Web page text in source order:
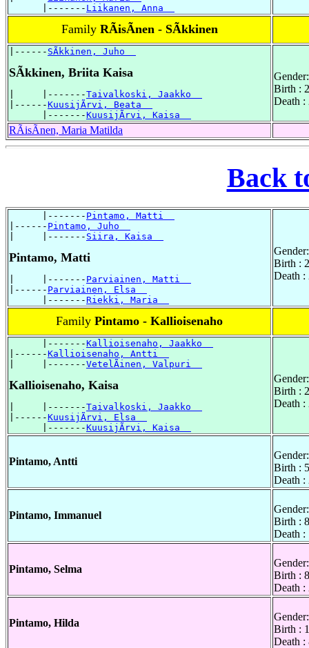
      |-------
Liikanen, Anna
Family RÃisÃnen - SÃkkinen
|------ SÃkkinen, Juho
SÃkkinen, Briita Kaisa
|     |-------Taivalkoski, Jaakko
|------KuusijÃrvi, Beata
      |-------
KuusijÃrvi, Kaisa
Birth :
Death :
RÃisÃnen, Maria Matilda
Back
      |-------
Pintamo, Matti
|------ Pintamo, Juho
|     |------- Siira, Kaisa
Pintamo, Matti
|     |------- Parviainen, Matti
|------ Parviainen, Elsa
      |-------
Riekki, Maria
Birth :
Death :
Family Pintamo - Kallioisenaho
      |-------
Kallioisenaho, Jaakko
|------Kallioisenaho, Antti
|     |-------VetelÃinen, Valpuri
Kallioisenaho, Kaisa
|     |-------Taivalkoski, Jaakko
|------KuusijÃrvi, Elsa
      |-------
KuusijÃrvi, Kaisa
Birth :
Death
Pintamo, Antti
Birth :
Death :
Pintamo, Immanuel
Birth :
Death :
Pintamo, Selma
Birth :
Death :
Pintamo, Hilda
Birth :
Death :